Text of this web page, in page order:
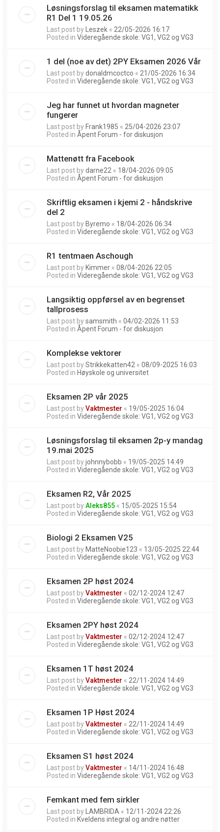
Løsningsforslag til eksamen matematikk
R1 Del 1 19.05.26
Last post by Leszek « 22/05-2026 16:17
Posted in Videregående skole: VG1, VG2 og VG3
1 del (noe av det) 2PY Eksamen 2026 Vår
Last post bydonaldmcoctco « 21/05-2026 16:34
Posted in Videregående skole: VG1, VG2 og VG3
Jeg har funnet ut hvordan magneter
fungerer
Last post by Frank1985 « 25/04-2026 23:07
Posted in Åpent Forum - for diskusjon
Mattenøtt fra Facebook
Last post bydarne22 « 18/04-2026 09:05
Posted in Åpent Forum - for diskusjon
Skriftlig eksamen i kjemi 2 - håndskrive
del 2
Last post by Byremo « 18/04-2026 06:34
Posted in Videregående skole: VG1, VG2 og VG3
R1 tentmaen Aschough
Last post by Kimmer « 08/04-2026 22:05
Posted in Videregående skole: VG1, VG2 og VG3
Langsiktig oppførsel av en begrenset
tallprosess
Last post bysamsmith « 04/02-2026 11:53
Posted in Åpent Forum - for diskusjon
Komplekse vektorer
Last post byStrikkekatten42 « 08/09-2025 16:03
Posted in Høyskole og universitet
Eksamen 2P vår 2025
Last post byVaktmester « 19/05-2025 16:04
Posted in Videregående skole: VG1, VG2 og VG3
Løsningsforslag til eksamen 2p-y mandag
19.mai 2025
Last post byjohnnybobb « 19/05-2025 14:49
Posted in Videregående skole: VG1, VG2 og VG3
Eksamen R2, Vår 2025
Last post byAleks855 « 15/05-2025 15:54
Posted in Videregående skole: VG1, VG2 og VG3
Biologi 2 Eksamen V25
Last post by MatteNoobie123 « 13/05-2025 22:44
Posted in Videregående skole: VG1, VG2 og VG3
Eksamen 2P høst 2024
Last post byVaktmester « 02/12-2024 12:47
Posted in Videregående skole: VG1, VG2 og VG3
Eksamen 2PY høst 2024
Last post byVaktmester « 02/12-2024 12:47
Posted in Videregående skole: VG1, VG2 og VG3
Eksamen 1T høst 2024
Last post byVaktmester « 22/11-2024 14:49
Posted in Videregående skole: VG1, VG2 og VG3
Eksamen 1P Høst 2024
Last post byVaktmester « 22/11-2024 14:49
Posted in Videregående skole: VG1, VG2 og VG3
Eksamen S1 høst 2024
Last post byVaktmester « 14/11-2024 16:48
Posted in Videregående skole: VG1, VG2 og VG3
Femkant med fem sirkler
Last post by LAMBRIDA « 12/11-2024 22:26
Posted in Kveldens integral og andre nøtter